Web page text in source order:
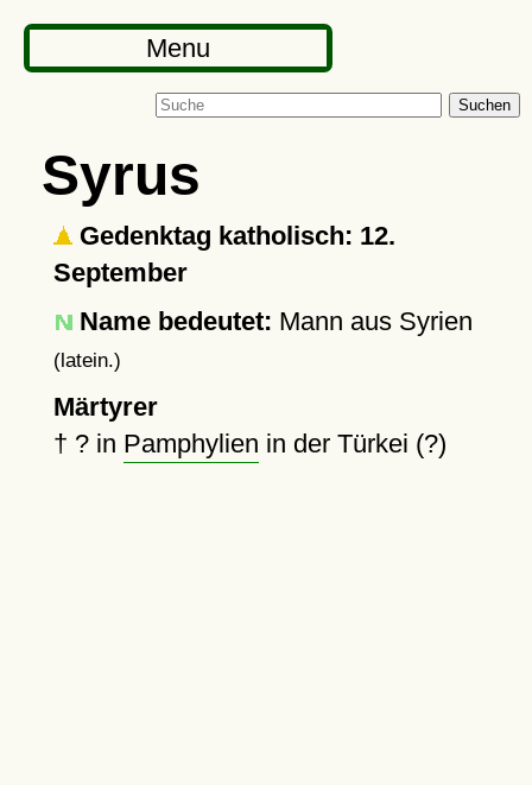
Menu
Suchen
Syrus
Gedenktag katholisch: 12.
September
Name bedeutet: Mann aus Syrien
(latein.)
Märtyrer
† ?in Pamphylien in der Türkei (?)